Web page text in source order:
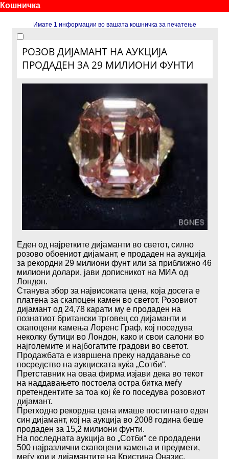
Кошничка
Имате 1 информации во вашата кошничка за печатење
РОЗОВ ДИЈАМАНТ НА АУКЦИЈА
ПРОДАДЕН ЗА 29 МИЛИОНИ ФУНТИ
Еден од најретките дијаманти во светот, силно
розово обоениот дијамант, е продаден на аукција
за рекордни 29 милиони фунт или за приближно 46
милиони долари, јави дописникот на МИА од
Лондон.
Станува збор за највисоката цена, која досега е
платена за скапоцен камен во светот. Розовиот
дијамант од 24,78 карати му е продаден на
познатиот британски трговец со дијаманти и
скапоцени камења Лоренс Граф, кој поседува
неколку бутици во Лондон, како и свои салони во
најголемите и најбогатите градови во светот.
Продажбата е извршена преку наддавање со
посредство на аукциската куќа „Сотби“.
Претставник на оваа фирма изјави дека во текот
на наддавањето постоела остра битка меѓу
претендентите за тоа кој ќе го поседува розовиот
дијамант.
Претходно рекордна цена имаше постигнато еден
син дијамант, кој на аукција во 2008 година беше
продаден за 15,2 милиони фунти.
На последната аукција во „Сотби“ се продадени
500 најразлични скапоцени камења и предмети,
меѓу кои и дијамантите на Кристина Оназис,